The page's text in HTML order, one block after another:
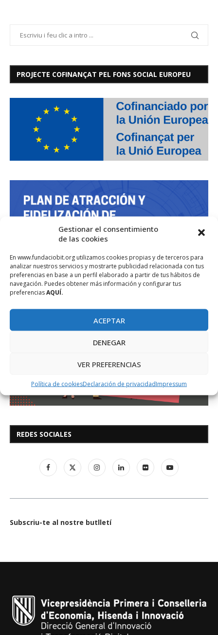
Gestionar el consentimiento
de las cookies
En www.fundaciobit.org utilizamos cookies propias y de terceros para
analizar nuestros servicios y mostrarte publicidad relacionada con tus
preferencias en base a un perfil elaborado a partir de tus hábitos de
navegación. Puedes obtener más información y configurar tus
preferenciasAQUÍ.
ACEPTAR
DENEGAR
VER PREFERENCIAS
Política de cookiesDeclaración de privacidadImpressum
PROJECTE COFINANÇAT PEL FONS SOCIAL EUROPEU
REDES SOCIALES
Subscriu-te al nostre butlletí